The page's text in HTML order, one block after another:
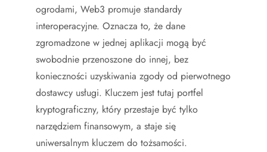
ogrodami, Web3 promuje standardy
interoperacyjne. Oznacza to, że dane
zgromadzone w jednej aplikacji mogą być
swobodnie przenoszone do innej, bez
konieczności uzyskiwania zgody od pierwotnego
dostawcy usługi. Kluczem jest tutaj portfel
kryptograficzny, który przestaje być tylko
narzędziem finansowym, a staje się
uniwersalnym kluczem do tożsamości.